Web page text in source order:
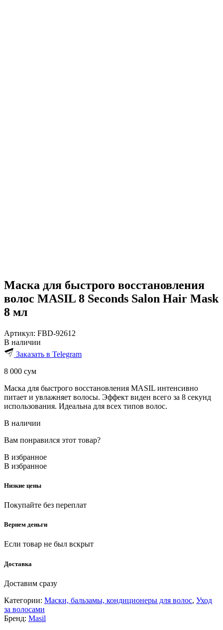
Маска для быстрого восстановления
волос MASIL 8 Seconds Salon Hair Mask
8 мл
Артикул: FBD-92612
В наличии
Заказать в Telegram
8 000 сум
Маска для быстрого восстановления MASIL интенсивно
питает и увлажняет волосы. Эффект виден всего за 8 секунд
использования. Идеальна для всех типов волос.
В наличии
Вам понравился этот товар?
В избранное
В избранное
Низкие цены
Покупайте без переплат
Вернем деньги
Если товар не был вскрыт
Доставка
Доставим сразу
Категории: Маски, бальзамы, кондиционеры для волос, Уход
за волосами
Бренд: Masil